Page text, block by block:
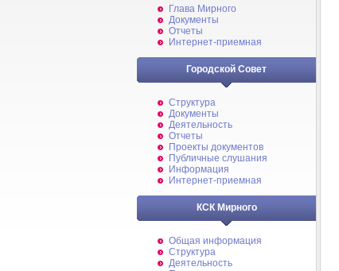
Глава Мирного
Документы
Отчеты
Интернет-приемная
Городской Совет
Структура
Документы
Деятельность
Отчеты
Проекты документов
Публичные слушания
Информация
Интернет-приемная
КСК Мирного
Общая информация
Структура
Деятельность